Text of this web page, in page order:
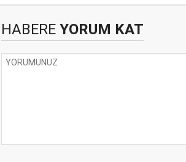
HABERE YORUM KAT